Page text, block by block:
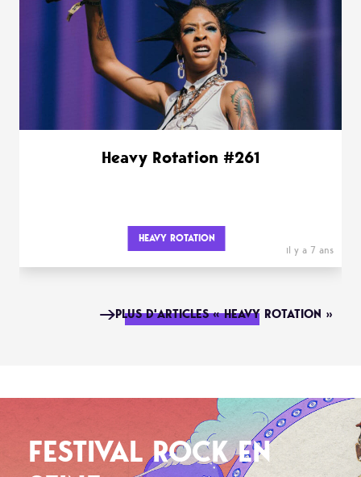
Heavy Rotation #261
HEAVY ROTATION
il y a 7 ans
PLUS D'ARTICLES « HEAVY ROTATION »
FESTIVAL ROCK EN